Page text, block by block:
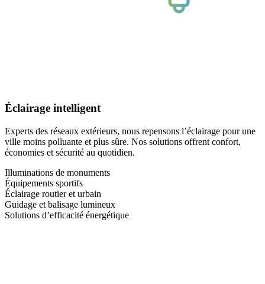
Éclairage intelligent
Experts des réseaux extérieurs, nous repensons l’éclairage pour une
ville moins polluante et plus sûre. Nos solutions offrent confort,
économies et sécurité au quotidien.
Illuminations de monuments
Équipements sportifs
Éclairage routier et urbain
Guidage et balisage lumineux
Solutions d’efficacité énergétique